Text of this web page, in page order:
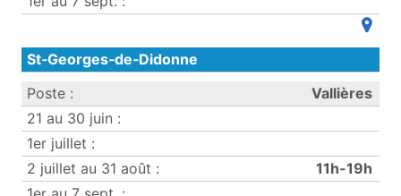
St‑Georges‑de‑Didonne
Vallières
11h-19h